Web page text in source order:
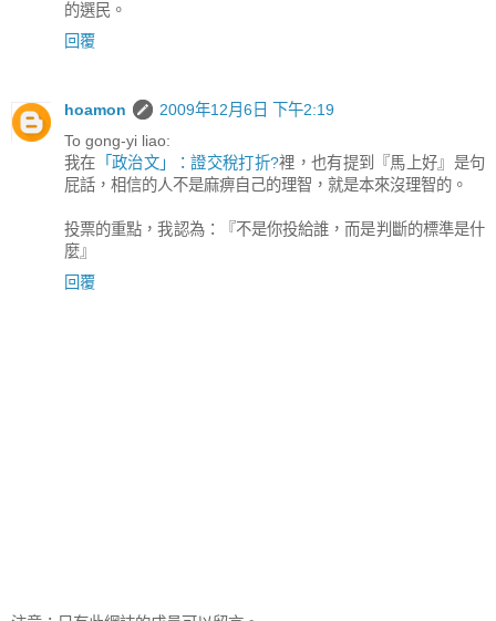
的選民。
回覆
hoamon
2009年12月6日 下午2:19
To gong-yi liao:
我在 「政治文」：證交稅打折?裡，也有提到『馬上好』是句
屁話，相信的人不是麻痹自己的理智，就是本來沒理智的。
投票的重點，我認為：『不是你投給誰，而是判斷的標準是什
麼』
回覆